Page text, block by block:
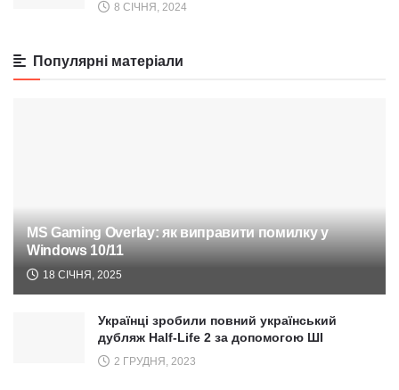
8 СІЧНЯ, 2024
Популярні матеріали
MS Gaming Overlay: як виправити помилку у
Windows 10/11
18 СІЧНЯ, 2025
Українці зробили повний український
дубляж Half-Life 2 за допомогою ШІ
2 ГРУДНЯ, 2023